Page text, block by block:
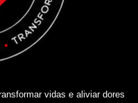
vidas e aliviar dores